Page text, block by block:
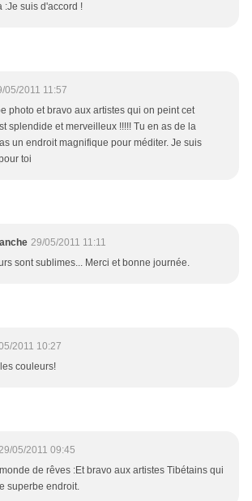
:Je suis d'accord !
05/2011 11:57
photo et bravo aux artistes qui on peint cet
splendide et merveilleux !!!!! Tu en as de la
un endroit magnifique pour méditer. Je suis
toi
29/05/2011 11:11
sont sublimes... Merci et bonne journée.
2011 10:27
couleurs!
05/2011 09:45
de rêves :Et bravo aux artistes Tibétains qui
superbe endroit.